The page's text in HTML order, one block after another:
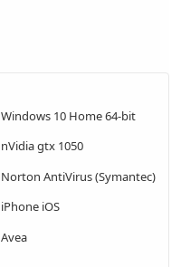
Windows 10 Home 64-bit
nVidia gtx 1050
Norton AntiVirus (Symantec)
iPhone iOS
Avea